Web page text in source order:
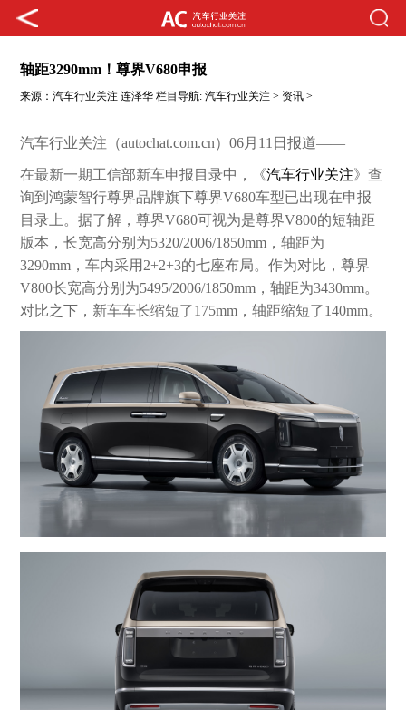
轴距3290mm！尊界V680申报
来源：汽车行业关注 连泽华 栏目导航:汽车行业关注 > 资讯 >
汽车行业关注（autochat.com.cn）06月11日报道——
在最新一期工信部新车申报目录中，《汽车行业关注》查
询到鸿蒙智行尊界品牌旗下尊界V680车型已出现在申报
目录上。据了解，尊界V680可视为是尊界V800的短轴距
版本，长宽高分别为5320/2006/1850mm，轴距为
3290mm，车内采用2+2+3的七座布局。作为对比，尊界
V800长宽高分别为5495/2006/1850mm，轴距为3430mm。
对比之下，新车车长缩短了175mm，轴距缩短了140mm。